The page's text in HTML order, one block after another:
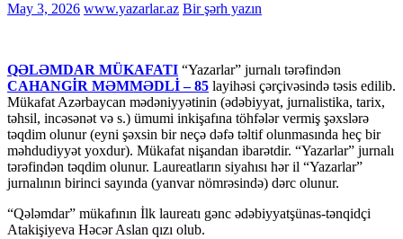
May 3, 2026 www.yazarlar.az Bir şərh yazın
QƏLƏMDAR MÜKAFATI “Yazarlar” jurnalı tərəfindən
CAHANGİR MƏMMƏDLİ – 85 layihəsi çərçivəsində təsis edilib.
Mükafat Azərbaycan mədəniyyətinin (ədəbiyyat, jurnalistika, tarix,
təhsil, incəsənət və s.) ümumi inkişafına töhfələr vermiş şəxslərə
təqdim olunur (eyni şəxsin bir neçə dəfə təltif olunmasında heç bir
məhdudiyyət yoxdur). Mükafat nişandan ibarətdir. “Yazarlar” jurnalı
tərəfindən təqdim olunur. Laureatların siyahısı hər il “Yazarlar”
jurnalının birinci sayında (yanvar nömrəsində) dərc olunur.
“Qələmdar” mükafının İlk laureatı gənc ədəbiyyatşünas-tənqidçi
Atakişiyeva Həcər Aslan qızı olub.